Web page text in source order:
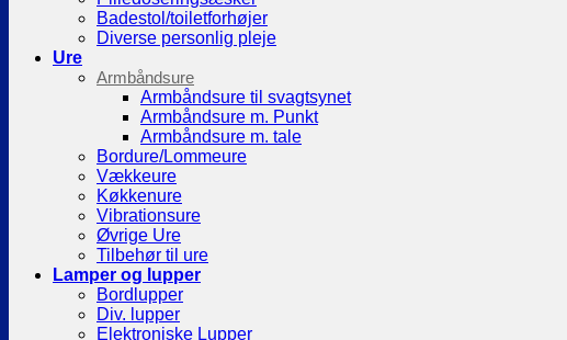
Badestol/toiletforhøjer
Diverse personlig pleje
Ure
Armbåndsure
Armbåndsure til svagtsynet
Armbåndsure m. Punkt
Armbåndsure m. tale
Bordure/Lommeure
Vækkeure
Køkkenure
Vibrationsure
Øvrige Ure
Tilbehør til ure
Lamper og lupper
Bordlupper
Div. lupper
Elektroniske Lupper